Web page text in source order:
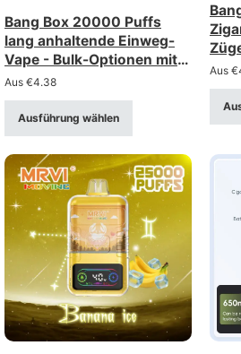
Bang Box 20000 Puffs
lang anhaltende Einweg-
Vape - Bulk-Optionen mit
großem Rabatt
Aus €4.38
Ausführung wählen
Aus €